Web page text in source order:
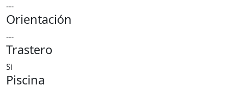
---
Orientación
---
Trastero
Si
Piscina